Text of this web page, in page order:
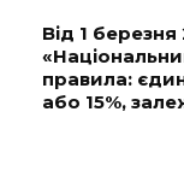
Від 1
правила:
або 15%,